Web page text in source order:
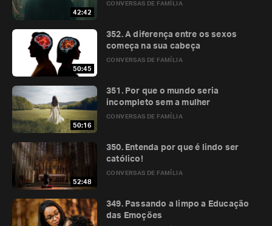
42:42
CONVERSAS DE FAMÍLIA
50:45
CONVERSAS DE FAMÍLIA
352. A diferença entre os sexos
começa na sua cabeça
50:16
CONVERSAS DE FAMÍLIA
351. Por que o mundo seria
incompleto sem a mulher
52:48
CONVERSAS DE FAMÍLIA
350. Entenda por que é lindo ser
católico!
349. Passando a limpo a Educação
das Emoções